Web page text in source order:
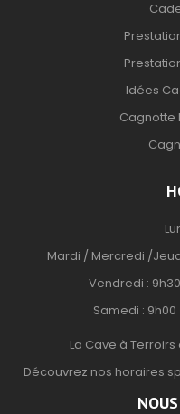
Idées
Cagnotte
Mardi / Mercredi /
Vendredi :
Samedi : 9h00
La Cave à
Découvrez nos horaires